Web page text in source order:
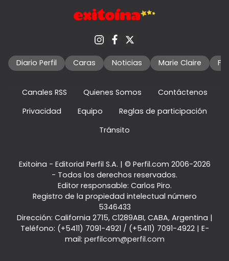
Diario Perfil Caras Noticias Marie Claire
Canales RSS Quienes Somos
Contáctenos
Privacidad
Equipo
Reglas de participación
Tránsito
Exitoina - Editorial Perfil S.A. | © Perfil.com 2006-2026
- Todos los derechos reservados.
Editor responsable: Carlos Piro.
Registro de la propiedad intelectual número
5346433
Dirección: California 2715, C1289ABI, CABA, Argentina |
Teléfono: (+5411) 7091-4921 / (+5411) 7091-4922| E-
mail: perfilcom@perfil.com